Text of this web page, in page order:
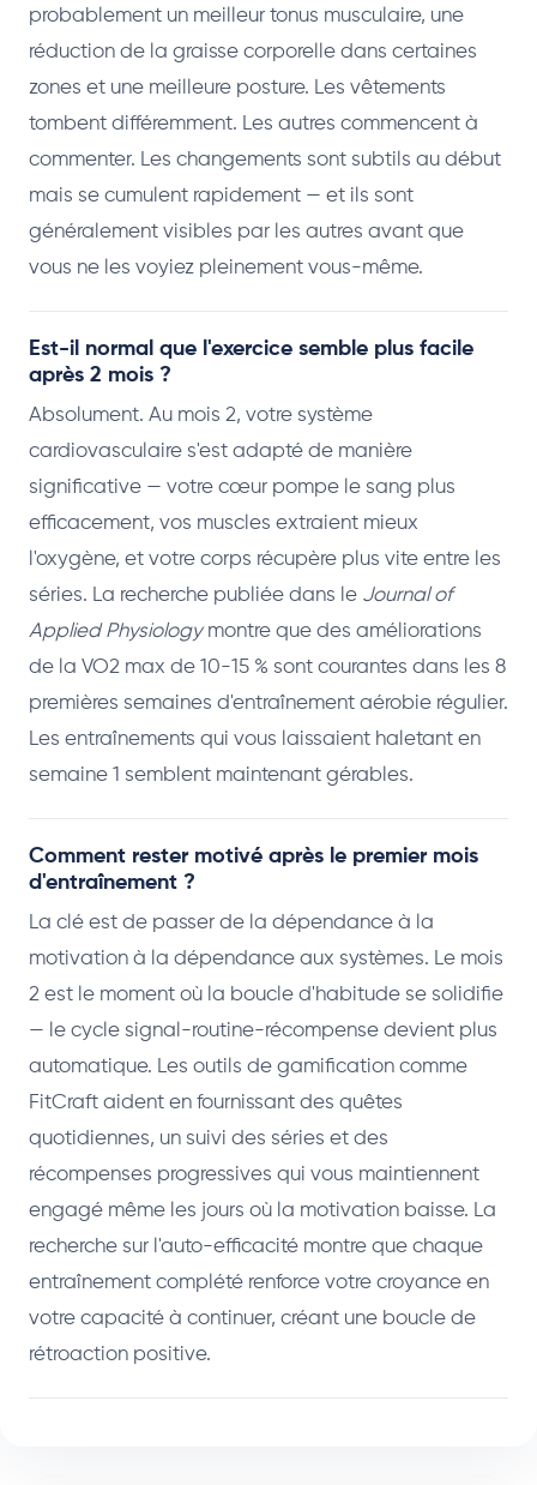
probablement un meilleur tonus musculaire, une
réduction de la graisse corporelle dans certaines
zones et une meilleure posture. Les vêtements
tombent différemment. Les autres commencent à
commenter. Les changements sont subtils au début
mais se cumulent rapidement — et ils sont
généralement visibles par les autres avant que
vous ne les voyiez pleinement vous-même.
Est-il normal que l'exercice semble plus facile
après 2 mois ?
Absolument. Au mois 2, votre système
cardiovasculaire s'est adapté de manière
significative — votre cœur pompe le sang plus
efficacement, vos muscles extraient mieux
l'oxygène, et votre corps récupère plus vite entre les
séries. La recherche publiée dans le Journal of
Applied Physiologymontre que des améliorations
de la VO2 max de 10-15 % sont courantes dans les 8
premières semaines d'entraînement aérobie régulier.
Les entraînements qui vous laissaient haletant en
semaine 1 semblent maintenant gérables.
Comment rester motivé après le premier mois
d'entraînement ?
La clé est de passer de la dépendance à la
motivation à la dépendance aux systèmes. Le mois
2 est le moment où la boucle d'habitude se solidifie
— le cycle signal-routine-récompense devient plus
automatique. Les outils de gamification comme
FitCraft aident en fournissant des quêtes
quotidiennes, un suivi des séries et des
récompenses progressives qui vous maintiennent
engagé même les jours où la motivation baisse. La
recherche sur l'auto-efficacité montre que chaque
entraînement complété renforce votre croyance en
votre capacité à continuer, créant une boucle de
rétroaction positive.